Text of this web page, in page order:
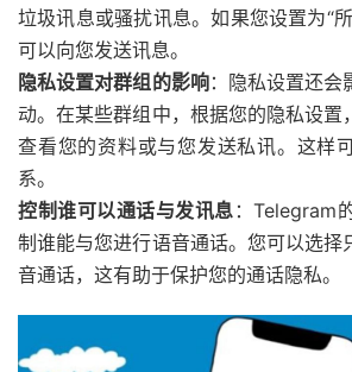
垃圾讯息或骚扰讯息。如果您设置为“
可以向您发送讯息。
隐私设置对群组的影响：隐私设置还会
动。在某些群组中，根据您的隐私设置
查看您的资料或与您发送私讯。这样
系。
控制谁可以通话与发讯息 ：Telegram
制谁能与您进行语音通话。您可以选择
音通话，这有助于保护您的通话隐私。